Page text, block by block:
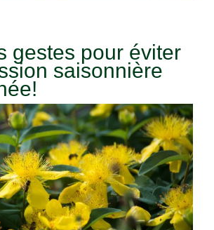
gestes pour éviter
saisonnière